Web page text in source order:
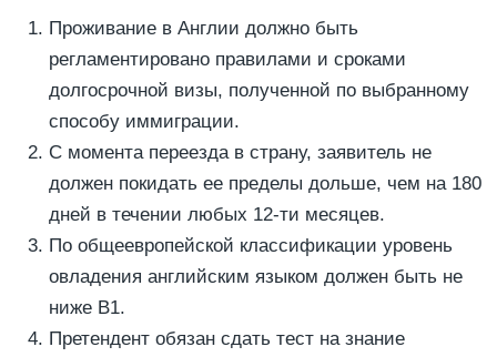
Проживание в Англии должно быть
регламентировано правилами и сроками
долгосрочной визы, полученной по выбранному
способу иммиграции.
С момента переезда в страну, заявитель не
должен покидать ее пределы дольше, чем на 180
дней в течении любых 12-ти месяцев.
По общеевропейской классификации уровень
овладения английским языком должен быть не
ниже В1.
Претендент обязан сдать тест на знание